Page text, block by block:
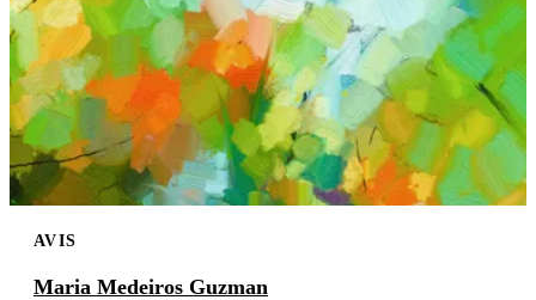
AVIS
Maria Medeiros Guzman